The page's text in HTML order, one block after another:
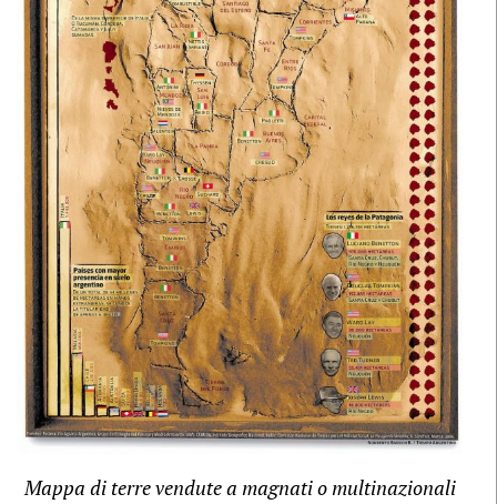
Mappa di terre vendute a magnati o multinazionali